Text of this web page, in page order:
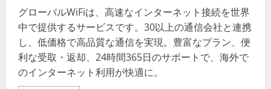
グローバルWiFiは、高速なインターネット接続を世界
中で提供するサービスです。30以上の通信会社と連携
し、低価格で高品質な通信を実現。豊富なプラン、便
利な受取・返却、24時間365日のサポートで、海外で
のインターネット利用が快適に。